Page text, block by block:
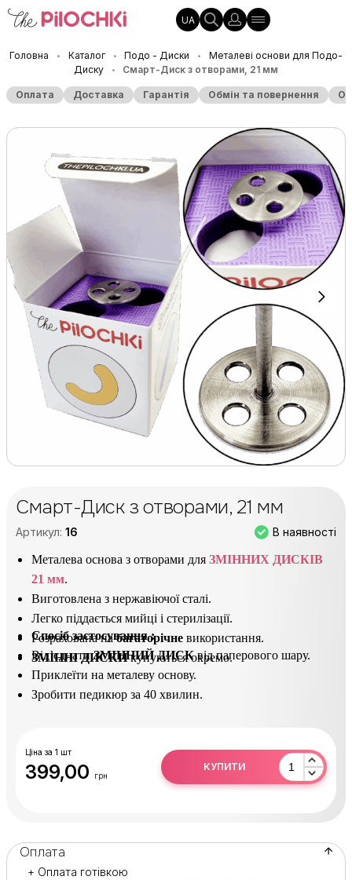
UA
Головна • Каталог • Подо - Диски •
Металеві основи для Подо-
Диску
• Смарт-Диск з отворами, 21 мм
Оплата Доставка Гарантія Обмін та повернення
Смарт-Диск з отворами, 21 мм
Артикул: 16 В наявності
Металева основа з отворами для ЗМІННИХ ДИСКІВ
21 мм.
Виготовлена з нержавіючої сталі.
Легко піддається мийці і стерилізації.
Розрахована набагаторічне використання.
ЗМІННІ ДИСКИкупуються окремо.
Спосіб застосування:
Від’єднатиЗМІННИЙ ДИСКвід паперового шару.
Приклеїти на металеву основу.
Зробити педикюр за 40 хвилин.
Основу продезинфікувати або простерилізувати.
Ціна за 1 шт
399,00 грн
КУПИТИ
Оплата
+ Оплата готівкою